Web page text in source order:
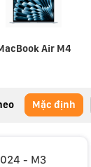
Air M4
Mặc định
- M3